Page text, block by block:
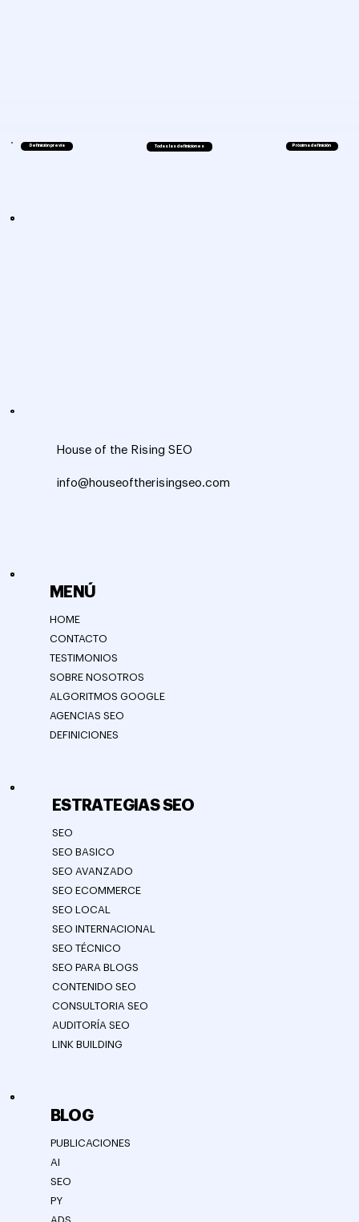
Definición previa Todas las definiciones Próxima definición
MENÚ
HOME
CONTACTO
TESTIMONIOS
SOBRE NOSOTROS
ALGORITMOS GOOGLE
AGENCIAS SEO
DEFINICIONES
ESTRATEGIAS SEO
SEO
SEO BASICO
SEO AVANZADO
SEO ECOMMERCE
SEO LOCAL
SEO INTERNACIONAL
SEO TÉCNICO
SEO PARA BLOGS
CONTENIDO SEO
CONSULTORIA SEO
AUDITORÍA SEO
LINK BUILDING
BLOG
PUBLICACIONES
AI
SEO
PY
ADS
House of the Rising SEO
info@houseoftherisingseo.com